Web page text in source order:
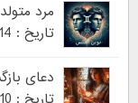
مرد
تاریخ : 14 / آذر / 1403
دعای